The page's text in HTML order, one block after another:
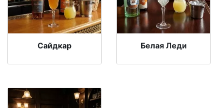
Сайдкар Белая Леди